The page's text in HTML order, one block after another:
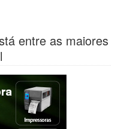
entre as maiores